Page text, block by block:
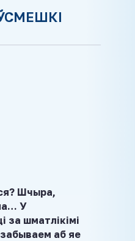
Шчыра,
У
за шматлікімі
аб яе